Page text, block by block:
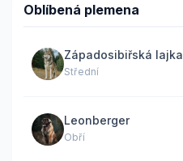
Oblíbená plemena
Západosibiřská lajka
Střední
Leonberger
Obří